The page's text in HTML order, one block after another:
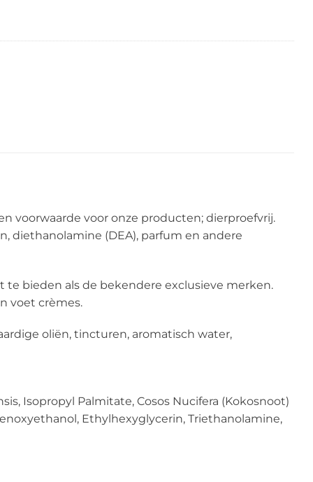
voorwaarde voor onze producten; dierproefvrij.
diethanolamine (DEA), parfum en andere
bieden als de bekendere exclusieve merken.
voet crèmes.
oliën, tincturen, aromatisch water,
Isopropyl Palmitate, Cosos Nucifera (Kokosnoot)
Ethylhexyglycerin, Triethanolamine,